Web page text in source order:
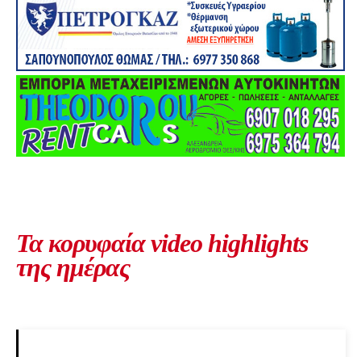
Τα κορυφαία video highlights
της ημέρας